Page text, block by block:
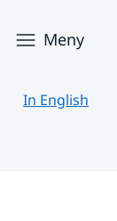
Meny
In English